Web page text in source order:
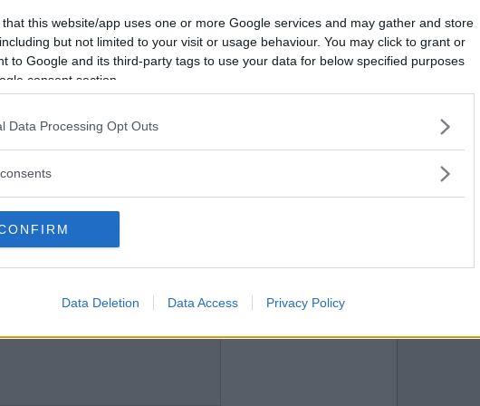
that this website/app uses one or more Google services and may gather and store
but not limited to your visit or usage behaviour. You may click to grant or
to Google and its third-party tags to use your data for below specified purposes
consent section.
Data Processing Opt Outs
Data Deletion Data Access Privacy Policy
2011-02-04 22:28
kul...
Vill du bli
medlem?